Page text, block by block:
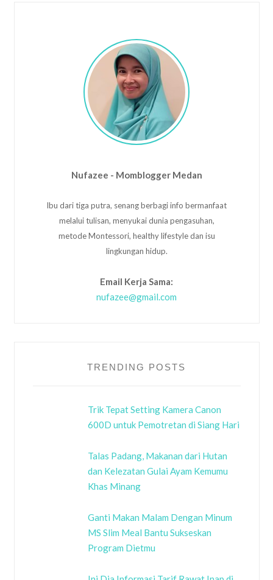
Nufazee - Momblogger Medan
Ibu dari tiga putra, senang berbagi info bermanfaat
melalui tulisan, menyukai dunia pengasuhan,
metode Montessori, healthy lifestyle dan isu
lingkungan hidup.
Email Kerja Sama:
nufazee@gmail.com
TRENDING POSTS
Trik Tepat Setting Kamera Canon
600D untuk Pemotretan di Siang Hari
Talas Padang, Makanan dari Hutan
dan Kelezatan Gulai Ayam Kemumu
Khas Minang
Ganti Makan Malam Dengan Minum
MS Slim Meal Bantu Sukseskan
Program Dietmu